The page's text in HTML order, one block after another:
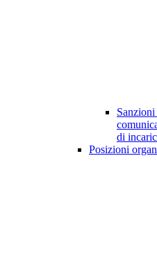
di
Posizioni